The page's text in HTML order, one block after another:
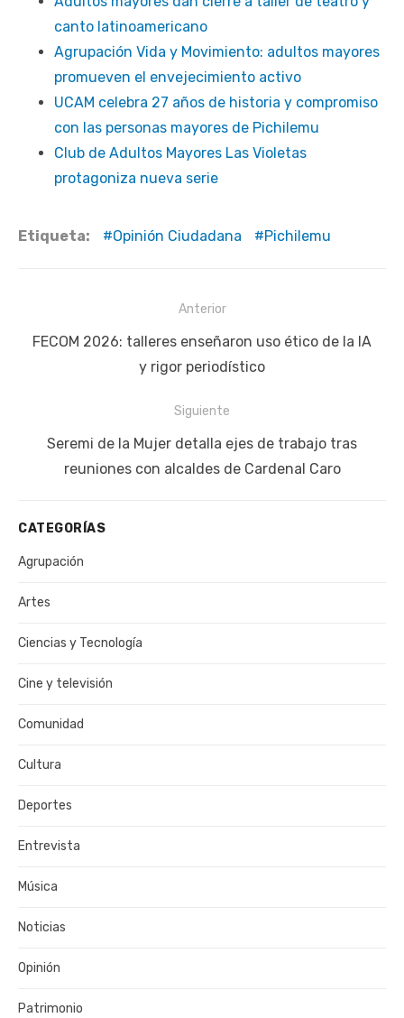
canto latinoamericano
Agrupación Vida y Movimiento: adultos mayores
promueven el envejecimiento activo
UCAM celebra 27 años de historia y compromiso
con las personas mayores de Pichilemu
Club de Adultos Mayores Las Violetas
protagoniza nueva serie
Etiqueta: Opinión Ciudadana Pichilemu
de
Anterior
Publicación
FECOM 2026: talleres enseñaron uso ético de la IA
y rigor periodístico
Siguiente
Siguiente
publicación:
Seremi de la Mujer detalla ejes de trabajo tras
reuniones con alcaldes de Cardenal Caro
CATEGORÍAS
Agrupación
Artes
Ciencias y Tecnología
Cine y televisión
Comunidad
Cultura
Deportes
Entrevista
Música
Noticias
Opinión
Patrimonio